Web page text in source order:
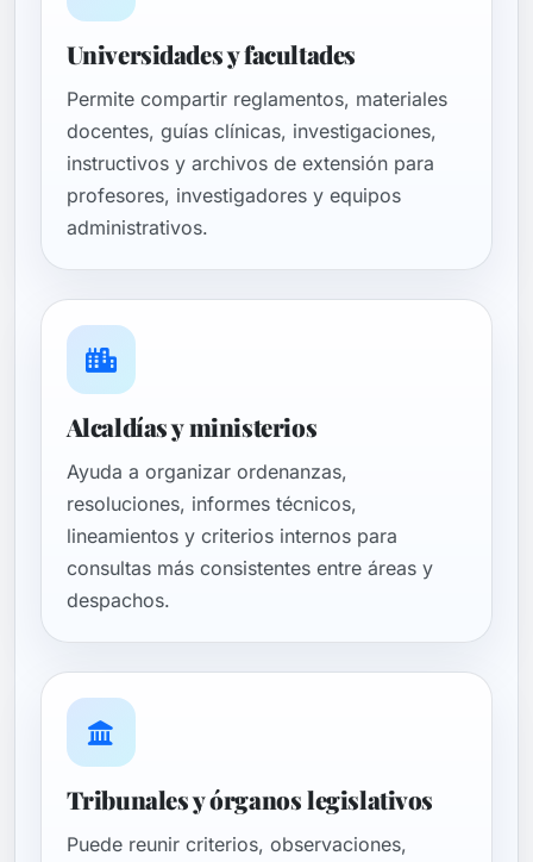
Universidades y facultades
Permite compartir reglamentos, materiales
docentes, guías clínicas, investigaciones,
instructivos y archivos de extensión para
profesores, investigadores y equipos
administrativos.
Alcaldías y ministerios
Ayuda a organizar ordenanzas,
resoluciones, informes técnicos,
lineamientos y criterios internos para
consultas más consistentes entre áreas y
despachos.
Tribunales y órganos legislativos
Puede reunir criterios, observaciones,